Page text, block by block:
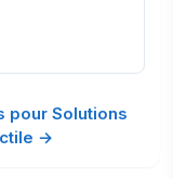
pour Solutions
→